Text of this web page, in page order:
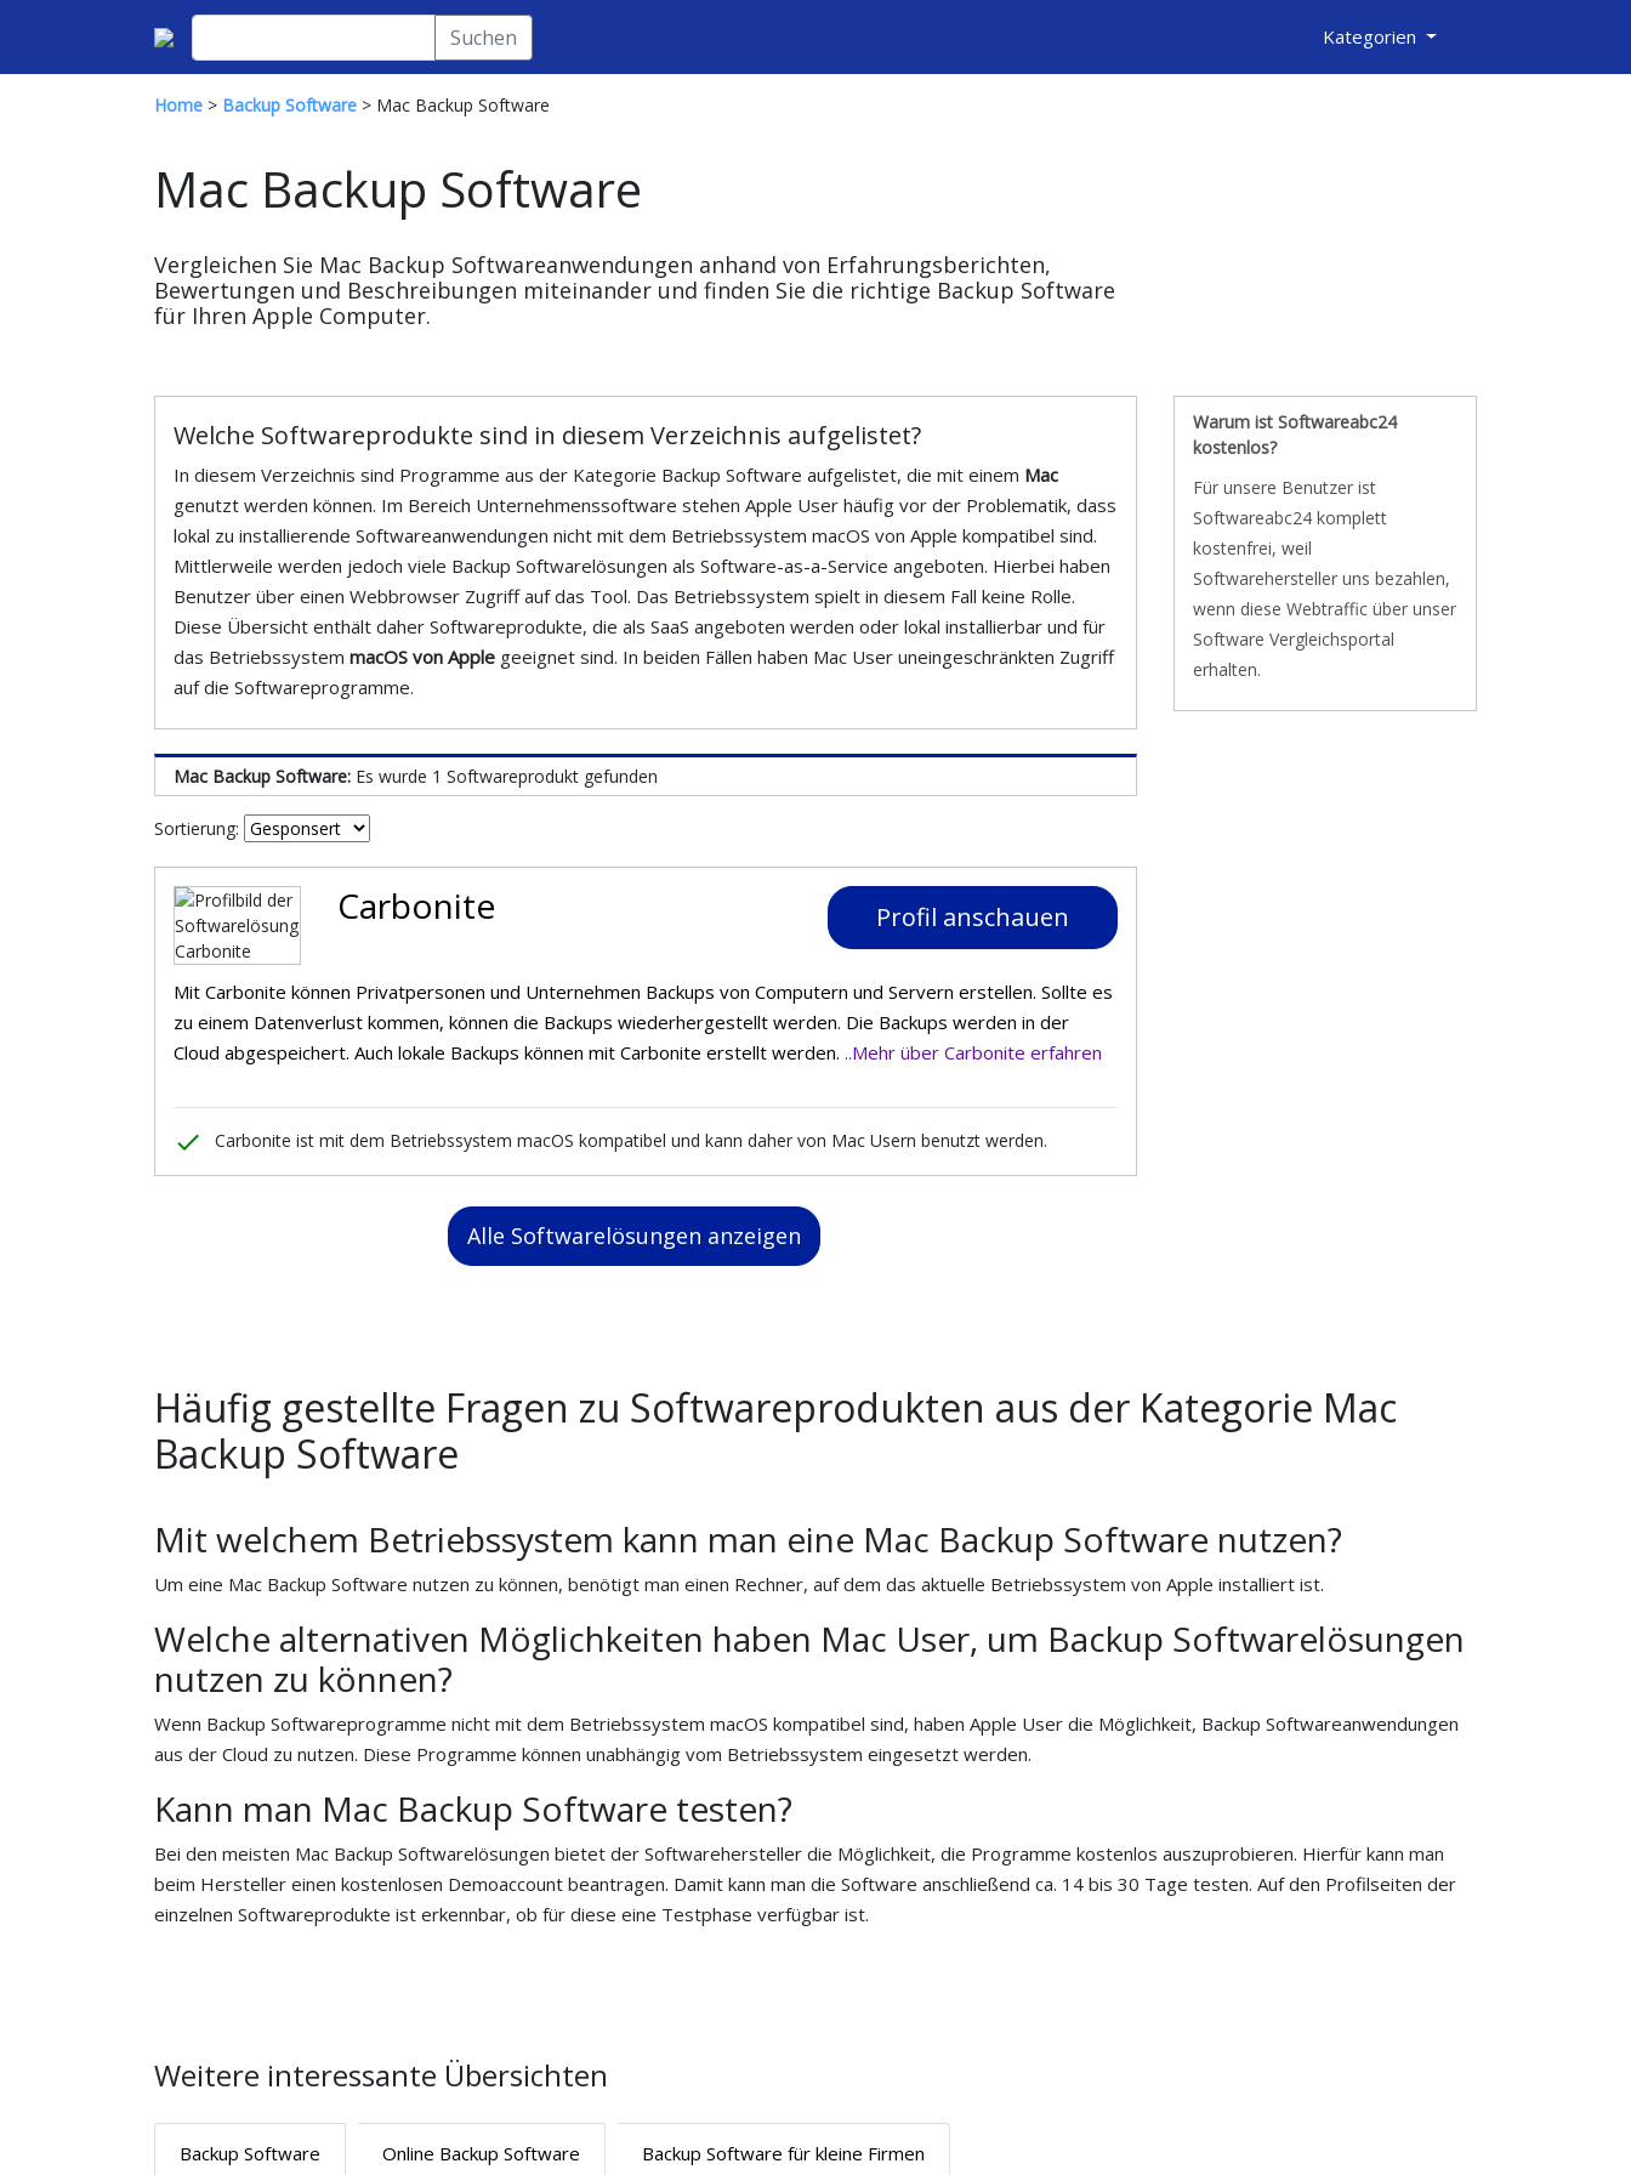
Suchen Kategorien
Home > Backup Software > Mac Backup Software
Mac Backup Software
Vergleichen Sie Mac Backup Softwareanwendungen anhand von Erfahrungsberichten,
Bewertungen und Beschreibungen miteinander und finden Sie die richtige Backup Software
für Ihren Apple Computer.
Welche Softwareprodukte sind in diesem Verzeichnis aufgelistet?
In diesem Verzeichnis sind Programme aus der Kategorie Backup Software aufgelistet, die mit einem Mac
genutzt werden können. Im Bereich Unternehmenssoftware stehen Apple User häufig vor der Problematik, dass
lokal zu installierende Softwareanwendungen nicht mit dem Betriebssystem macOS von Apple kompatibel sind.
Mittlerweile werden jedoch viele Backup Softwarelösungen als Software-as-a-Service angeboten. Hierbei haben
Benutzer über einen Webbrowser Zugriff auf das Tool. Das Betriebssystem spielt in diesem Fall keine Rolle.
Diese Übersicht enthält daher Softwareprodukte, die als SaaS angeboten werden oder lokal installierbar und für
das Betriebssystem macOS von Apple geeignet sind. In beiden Fällen haben Mac User uneingeschränkten Zugriff
auf die Softwareprogramme.
Mac Backup Software: Es wurde 1 Softwareprodukt gefunden
Sortierung:
Carbonite Profil anschauen
Mit Carbonite können Privatpersonen und Unternehmen Backups von Computern und Servern erstellen. Sollte es
zu einem Datenverlust kommen, können die Backups wiederhergestellt werden. Die Backups werden in der
Cloud abgespeichert. Auch lokale Backups können mit Carbonite erstellt werden. ..Mehr über Carbonite erfahren
done Carbonite ist mit dem Betriebssystem macOS kompatibel und kann daher von Mac Usern benutzt werden.
Alle Softwarelösungen anzeigen
Warum ist Softwareabc24
kostenlos?
Für unsere Benutzer ist
Softwareabc24 komplett
kostenfrei, weil
Softwarehersteller uns bezahlen,
wenn diese Webtraffic über unser
Software Vergleichsportal
erhalten.
Häufig gestellte Fragen zu Softwareprodukten aus der Kategorie Mac
Backup Software
Mit welchem Betriebssystem kann man eine Mac Backup Software nutzen?
Um eine Mac Backup Software nutzen zu können, benötigt man einen Rechner, auf dem das aktuelle Betriebssystem von Apple installiert ist.
Welche alternativen Möglichkeiten haben Mac User, um Backup Softwarelösungen
nutzen zu können?
Wenn Backup Softwareprogramme nicht mit dem Betriebssystem macOS kompatibel sind, haben Apple User die Möglichkeit, Backup Softwareanwendungen
aus der Cloud zu nutzen. Diese Programme können unabhängig vom Betriebssystem eingesetzt werden.
Kann man Mac Backup Software testen?
Bei den meisten Mac Backup Softwarelösungen bietet der Softwarehersteller die Möglichkeit, die Programme kostenlos auszuprobieren. Hierfür kann man
beim Hersteller einen kostenlosen Demoaccount beantragen. Damit kann man die Software anschließend ca. 14 bis 30 Tage testen. Auf den Profilseiten der
einzelnen Softwareprodukte ist erkennbar, ob für diese eine Testphase verfügbar ist.
Weitere interessante Übersichten
Backup Software Online Backup Software Backup Software für kleine Firmen